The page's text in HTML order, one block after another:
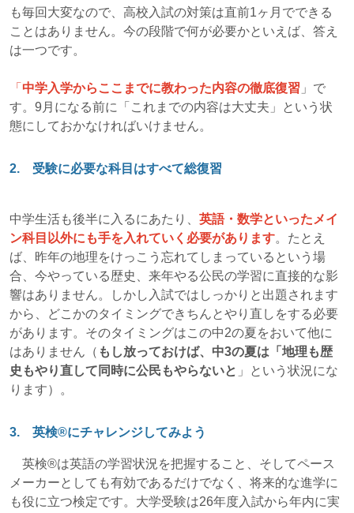
も毎回大変なので、高校入試の対策は直前1ヶ月でできる
ことはありません。今の段階で何が必要かといえば、答え
は一つです。
「 中学入学からここまでに教わった内容の徹底復習 」で
す。9月になる前に「これまでの内容は大丈夫」という状
態にしておかなければいけません。
2. 受験に必要な科目はすべて総復習
中学生活も後半に入るにあたり、 英語・数学といったメイ
ン科目以外にも手を入れていく必要があります。たとえ
ば、昨年の地理をけっこう忘れてしまっているという場
合、今やっている歴史、来年やる公民の学習に直接的な影
響はありません。しかし入試ではしっかりと出題されます
から、どこかのタイミングできちんとやり直しをする必要
があります。そのタイミングはこの中2の夏をおいて他に
はありません（ もし放っておけば、中3の夏は「地理も歴
史もやり直して同時に公民もやらないと 」という状況にな
ります）。
3. 英検®にチャレンジしてみよう
英検®は英語の学習状況を把握すること、そしてペース
メーカーとしても有効であるだけでなく、将来的な進学に
も役に立つ検定です。大学受験は26年度入試から年内に実